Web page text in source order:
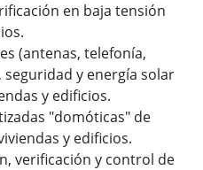
en baja tensión
(antenas, telefonía,
y energía solar
y edificios.
"domóticas" de
y edificios.
verificación y control de